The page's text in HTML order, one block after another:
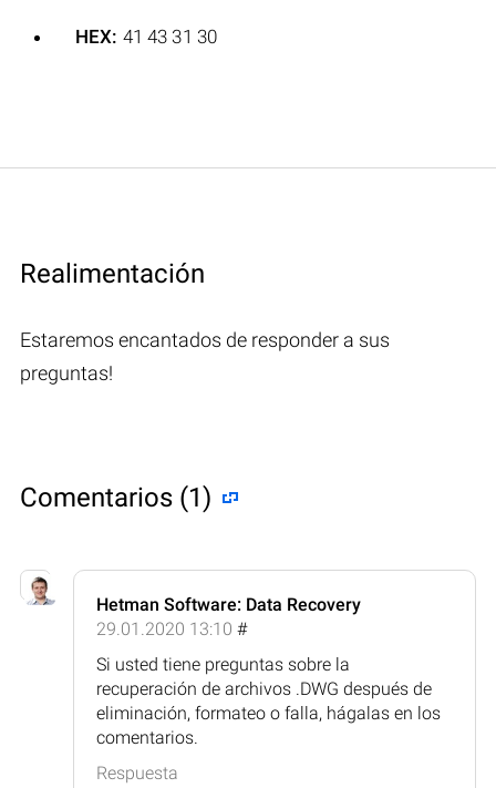
HEX: 41 43 31 30
Realimentación
Estaremos encantados de responder a sus
preguntas!
Comentarios (1)
Hetman Software: Data Recovery
29.01.2020 13:10 #
Si usted tiene preguntas sobre la
recuperación de archivos .DWG después de
eliminación, formateo o falla, hágalas en los
comentarios.
Respuesta